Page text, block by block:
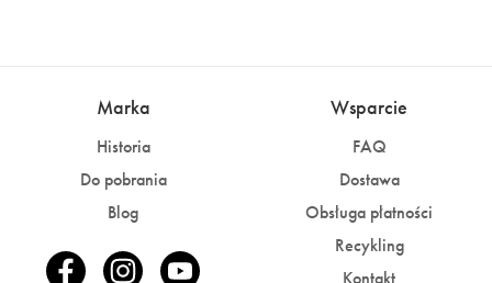
Marka
Historia
Do pobrania
Blog
Wsparcie
FAQ
Dostawa
Obsługa płatności
Recykling
Kontakt